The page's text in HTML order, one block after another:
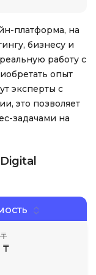
платформа, на
бизнесу и
работу с
опыт
эксперты с
это позволяет
задачами на
₸